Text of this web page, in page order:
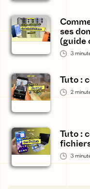
ses
(guide
3
Tuto :
2
Tuto :
3